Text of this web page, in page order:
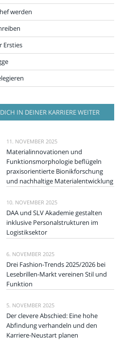
werden
Ersties
IN DEINER KARRIERE WEITER
11. NOVEMBER 2025
Materialinnovationen und
Funktionsmorphologie beflügeln
praxisorientierte Bionikforschung
und nachhaltige Materialentwicklung
10. NOVEMBER 2025
DAA und SLV Akademie gestalten
inklusive Personalstrukturen im
Logistiksektor
6. NOVEMBER 2025
Drei Fashion-Trends 2025/2026 bei
Lesebrillen-Markt vereinen Stil und
Funktion
5. NOVEMBER 2025
Der clevere Abschied: Eine hohe
Abfindung verhandeln und den
Karriere-Neustart planen